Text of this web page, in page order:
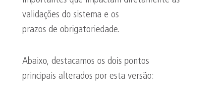
validações do sistema e os
prazos de obrigatoriedade.
Abaixo, destacamos os dois pontos
principais alterados por esta versão: